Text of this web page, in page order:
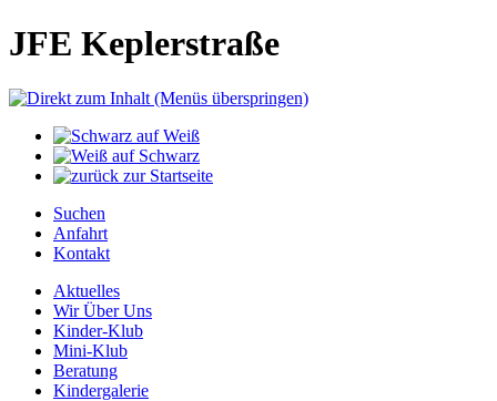
JFE Keplerstraße
Suchen
Anfahrt
Kontakt
Aktuelles
Wir Über Uns
Kinder-Klub
Mini-Klub
Beratung
Kindergalerie